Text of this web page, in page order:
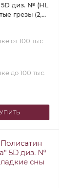
диз. № (HL
грезы (2,0-
от 100 тыс.
до 100 тыс.